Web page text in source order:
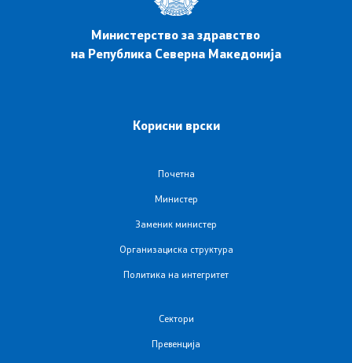
Завршни сметки
Модел на статут на ЈЗУ
Министерство за здравство
на Република Северна Македонија
Корисни врски
Почетна
Министер
Заменик министер
Организациска структура
Политика на интегритет
Сектори
Превенција